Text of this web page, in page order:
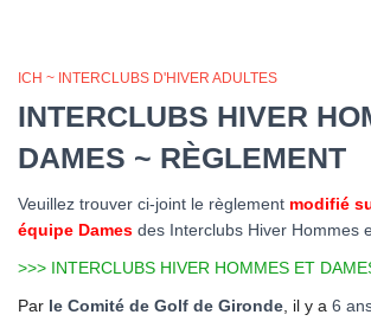
ICH ~ INTERCLUBS D'HIVER ADULTES
INTERCLUBS HIVER
DAMES ~ RÈGLEMENT
Veuillez trouver ci-joint le règlement modifié
équipe Dames des Interclubs Hiver Hommes
>>> INTERCLUBS HIVER HOMMES ET
Par le Comité de Golf de Gironde , il y a 6